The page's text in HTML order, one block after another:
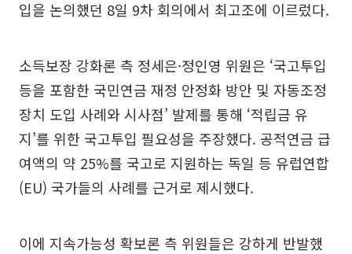
입을 논의했던 8일 9차 회의에서 최고조에 이르렀다.
소득보장 강화론 측 정세은·정인영 위원은 ‘국고투입
등을 포함한 국민연금 재정 안정화 방안 및 자동조정
장치 도입 사례와 시사점’ 발제를 통해 ‘적립금 유
지’를 위한 국고투입 필요성을 주장했다. 공적연금 급
여액의 약 25%를 국고로 지원하는 독일 등 유럽연합
(EU) 국가들의 사례를 근거로 제시했다.
이에 지속가능성 확보론 측 위원들은 강하게 반발했